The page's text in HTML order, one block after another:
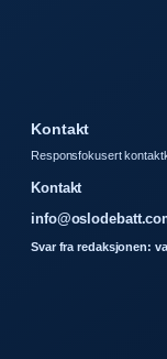
Kontakt
Responsfokusert
Kontakt
Svar fra redaksjonen: